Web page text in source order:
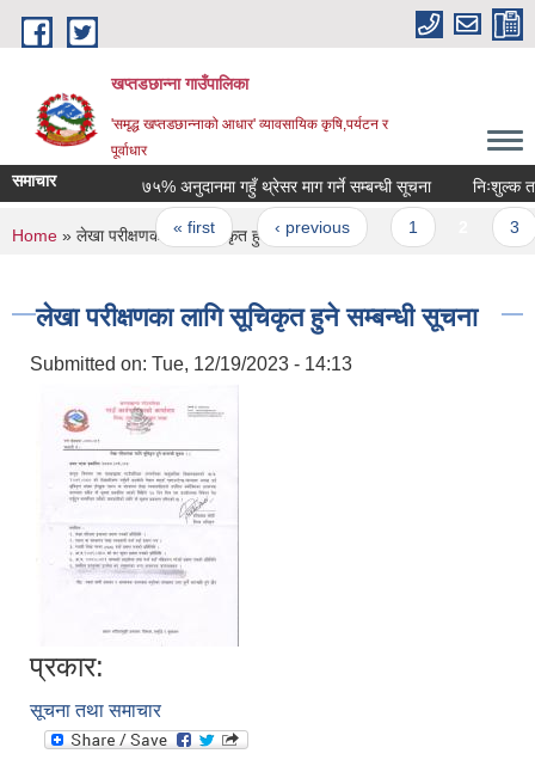
Skip to main content
खप्तडछान्ना गाउँपालिका
'समृद्ध खप्तडछान्नाको आधार' व्यावसायिक कृषि,पर्यटन र
पूर्वाधार
समाचार ७५% अनुदानमा गहुँ थ्रेसर माग गर्ने सम्बन्धी सूचना निःशुल्क
Pages
« first ‹ previous
You are here
Home » लेखा परीक्षणका लागि सूचिकृत हुने सम्बन्धी सूचना
लेखा परीक्षणका लागि सूचिकृत हुने सम्बन्धी सूचना
Submitted on: Tue, 12/19/2023 - 14:13
प्रकार:
सूचना तथा समाचार